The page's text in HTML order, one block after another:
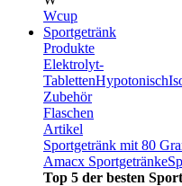
Wcup
Sportgetränk
Produkte
Elektrolyt-
TablettenHypotonisch
Zubehör
Flaschen
Artikel
Sportgetränk mit 80
Amacx Sportgetränke
Top 5 der besten